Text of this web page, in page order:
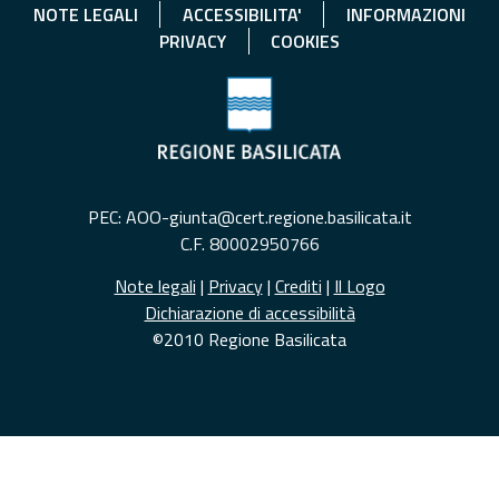
NOTE LEGALI ACCESSIBILITA'
INFORMAZIONI
PRIVACY
COOKIES
PEC: AOO-giunta@cert.regione.basilicata.it
C.F. 80002950766
Note legali | Privacy| Crediti | Il Logo
Dichiarazione di accessibilità
©2010 Regione Basilicata